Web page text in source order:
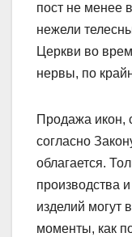
пост не менее
нежели
Церкви во
нервы, по
Продажа икон,
согласно
облагается.
производства
изделий могут
моменты, как